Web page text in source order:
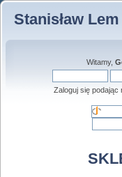
Stanisław
Witamy,
Zaloguj się podając